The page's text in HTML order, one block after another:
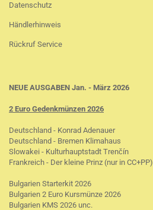
Datenschutz
Händlerhinweis
Rückruf Service
NEUE AUSGABEN Jan. - März 2026
2 Euro Gedenkmünzen 2026
Deutschland - Konrad Adenauer
Deutschland - Bremen Klimahaus
Slowakei - Kulturhauptstadt Trenčín
Frankreich - Der kleine Prinz (nur in CC+PP)
Bulgarien Starterkit 2026
Bulgarien 2 Euro Kursmünze 2026
Bulgarien KMS 2026 unc.